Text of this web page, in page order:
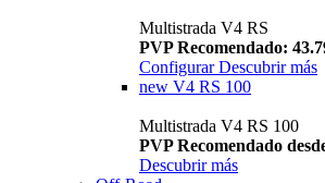
Multistrada V4 RS
PVP Recomendado:
ConfigurarDescubrir más
new V4 RS 100
Multistrada V4 RS 100
PVP Recomendado
Descubrir más